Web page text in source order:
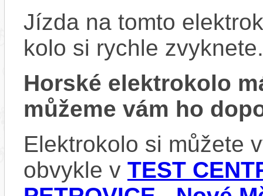
Jízda na tomto
kolo si rychle zvyknete.
Horské elektrokolo
můžeme vám ho
Elektrokolo si můžete
obvykle v TEST